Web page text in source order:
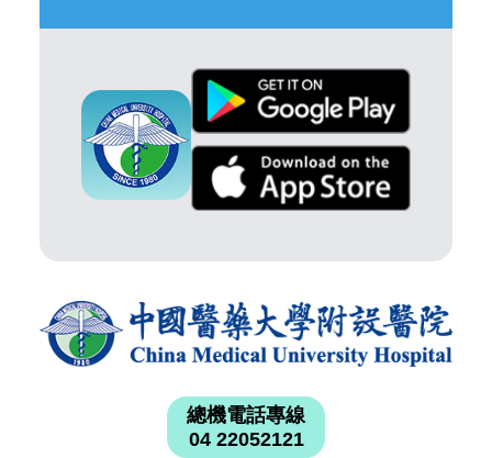
總機電話專線
04 22052121